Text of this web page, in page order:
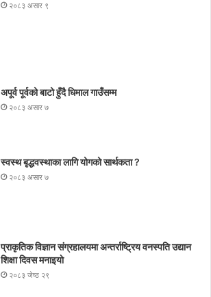
२०८३ असार ९
अपूर्व पूर्वको बाटो हुँदै धिमाल गाउँसम्म
२०८३ असार ७
स्वस्थ बृद्धवस्थाका लागि योगको सार्थकता ?
२०८३ असार ७
प्राकृतिक विज्ञान संग्रहालयमा अन्तर्राष्ट्रिय वनस्पति उद्यान
शिक्षा दिवस मनाइयाे
२०८३ जेष्ठ २९